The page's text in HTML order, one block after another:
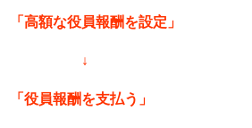
「高額な役員報酬を設定」
↓
「役員報酬を支払う」